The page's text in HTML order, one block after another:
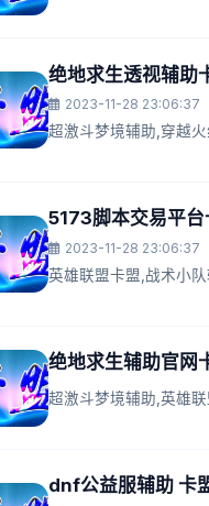
绝地求生透视辅助
2023-11-28 23:06:37
超激斗梦境辅助,穿越
5173脚本交易平
2023-11-28 23:06:37
英雄联盟卡盟,战术小
绝地求生辅助官网
超激斗梦境辅助,英雄
dnf公益服辅助 卡